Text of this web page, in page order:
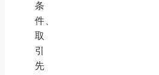
条
件、
取
引
先